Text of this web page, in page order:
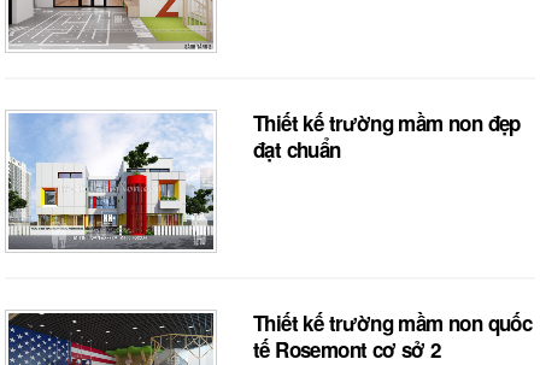
Thiết kế trường mầm non đẹp
đạt chuẩn
Thiết kế trường mầm non quốc
tế Rosemont cơ sở 2